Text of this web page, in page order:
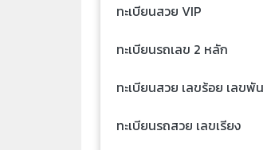
ทะเบียนสวย VIP
ทะเบียนรถเลข 2 หลัก
ทะเบียนสวย เลขร้อย เลขพัน
ทะเบียนรถสวย เลขเรียง